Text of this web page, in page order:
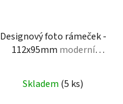
Designový foto rámeček -
112x95mm moderní
Skladem (5 ks)